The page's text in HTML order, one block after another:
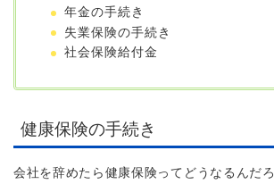
年金の手続き
失業保険の手続き
社会保険給付金
健康保険の手続き
会社を辞めたら健康保険ってどうなるんだ